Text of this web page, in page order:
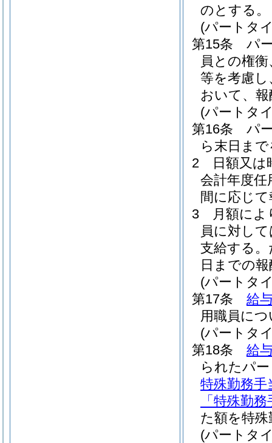
のとする。
(パートタ
第15条
パ
員との権
等を考慮
おいて、
(パートタ
第16条
パ
ら末日ま
2
日額又
会計年度
間に応じ
3
月額に
員に対し
支給する。
日までの
(パートタ
第17条
給
用職員に
(パートタ
第18条
給
られたパ
特殊勤務
「特殊勤
た額を特
(パートタ